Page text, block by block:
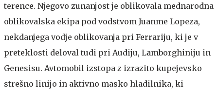
terence. Njegovo zunanjost je oblikovala mednarodna
oblikovalska ekipa pod vodstvom Juanme Lopeza,
nekdanjega vodje oblikovanja pri Ferrariju, ki je v
preteklosti deloval tudi pri Audiju, Lamborghiniju in
Genesisu. Avtomobil izstopa z izrazito kupejevsko
strešno linijo in aktivno masko hladilnika, ki